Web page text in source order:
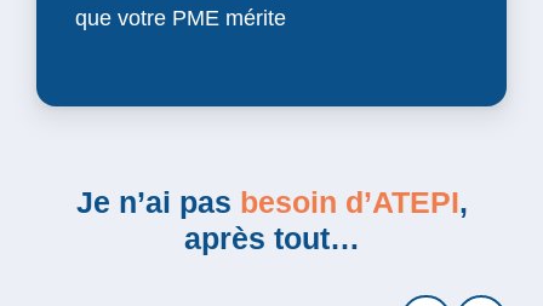
que votre PME mérite
Je n’ai pas besoin d’ATEPI,
après tout…